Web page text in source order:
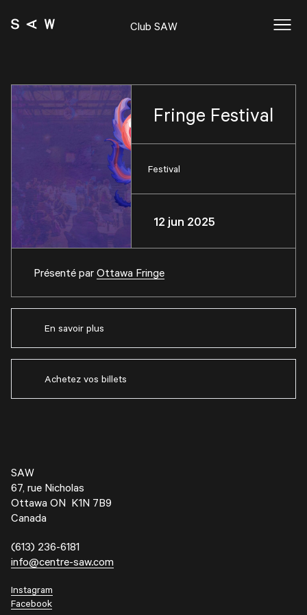
Club SAW
Fringe Festival
Festival
12 jun 2025
Présenté parOttawa Fringe
En savoir plus
Achetez vos billets
SAW
67, rue Nicholas
Ottawa ON K1N 7B9
Canada
(613) 236-6181
info@centre-saw.com
Instagram
Facebook